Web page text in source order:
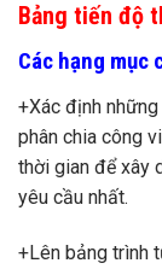
Bảng tiến độ
Các hạng mục
+Xác định
phân chia công
thời gian để xây
yêu cầu nhất.
+Lên bảng trình